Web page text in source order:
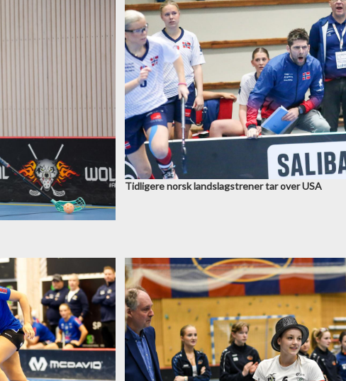
Tidligere norsk landslagstrener tar over USA